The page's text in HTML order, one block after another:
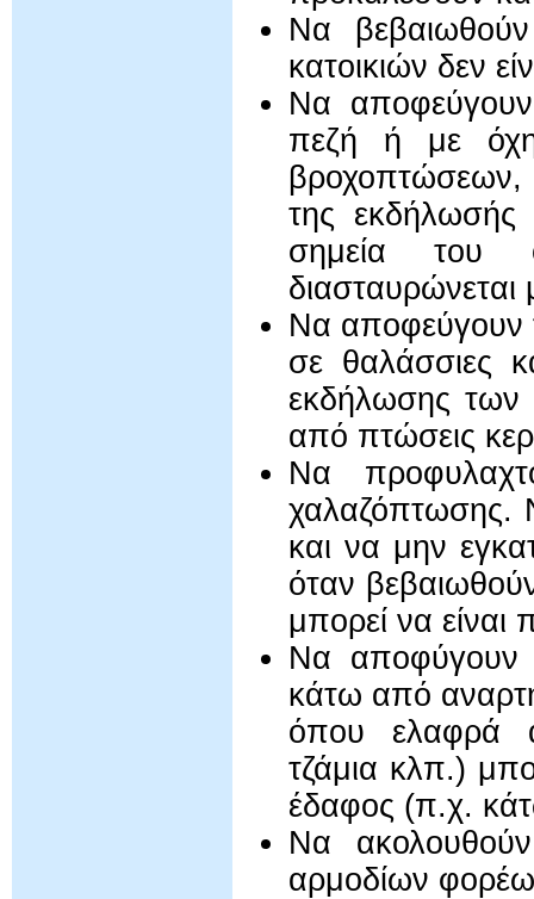
Να
κατοικιών δεν
Να αποφεύγουν
πεζή ή με
βροχοπτώσεων,
της εκδήλωσής
σημεία του
διασταυρώνεται
Να αποφεύγουν
σε θαλάσσιες
εκδήλωσης των
από πτώσεις
Να
χαλαζόπτωσης.
και να μην
όταν
μπορεί να είναι
Να αποφύγουν
κάτω από
όπου ελαφρά
τζάμια κλπ.)
έδαφος (π.χ.
Να
αρμοδίων